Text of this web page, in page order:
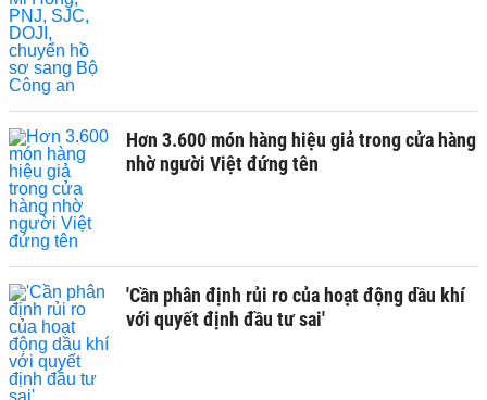
Hơn 3.600 món hàng hiệu giả trong cửa hàng
nhờ người Việt đứng tên
'Cần phân định rủi ro của hoạt động dầu khí
với quyết định đầu tư sai'